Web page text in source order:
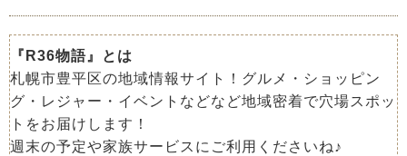
『R36物語』とは
札幌市豊平区の地域情報サイト！グルメ・ショッピン
グ・レジャー・イベントなどなど地域密着で穴場スポッ
トをお届けします！
週末の予定や家族サービスにご利用くださいね♪